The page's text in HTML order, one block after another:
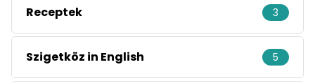
Receptek 3
Szigetköz in English 5